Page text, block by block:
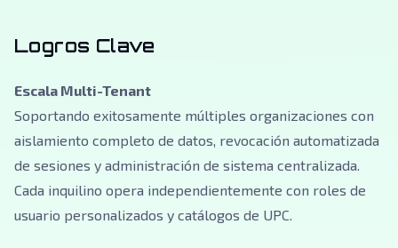
Logros Clave
Escala Multi-Tenant
Soportando exitosamente múltiples organizaciones con
aislamiento completo de datos, revocación automatizada
de sesiones y administración de sistema centralizada.
Cada inquilino opera independientemente con roles de
usuario personalizados y catálogos de UPC.